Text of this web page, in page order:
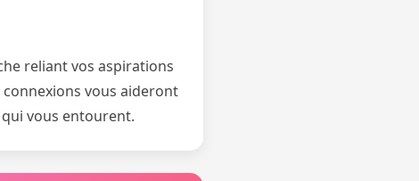
reliant vos aspirations
connexions vous aideront
vous entourent.